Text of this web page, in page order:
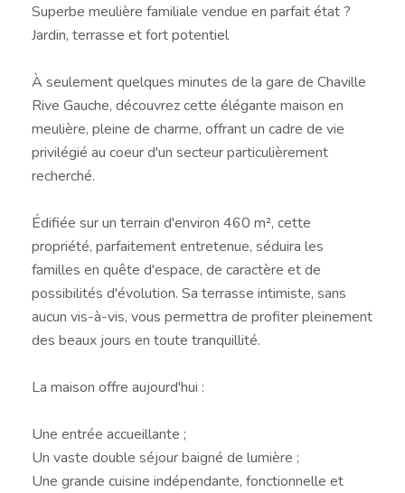
Superbe meulière familiale vendue en parfait état ?
Jardin, terrasse et fort potentiel
À seulement quelques minutes de la gare de Chaville
Rive Gauche, découvrez cette élégante maison en
meulière, pleine de charme, offrant un cadre de vie
privilégié au coeur d'un secteur particulièrement
recherché.
Édifiée sur un terrain d'environ 460 m², cette
propriété, parfaitement entretenue, séduira les
familles en quête d'espace, de caractère et de
possibilités d'évolution. Sa terrasse intimiste, sans
aucun vis-à-vis, vous permettra de profiter pleinement
des beaux jours en toute tranquillité.
La maison offre aujourd'hui :
Une entrée accueillante ;
Un vaste double séjour baigné de lumière ;
Une grande cuisine indépendante, fonctionnelle et